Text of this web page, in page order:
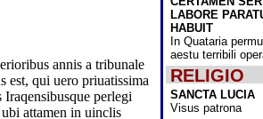
annis a tribunale
est, qui uero priuatissima
perlegi
attamen in uinclis
Nativitatis
lectoribus
ominamur!
Cum ante
dimidium
potestatem
obtinuissent,
extemplo
LABORE
HABUIT
In Quataria
aestu terribili
RELIGIO
SANCTA LUCIA
Visus patrona